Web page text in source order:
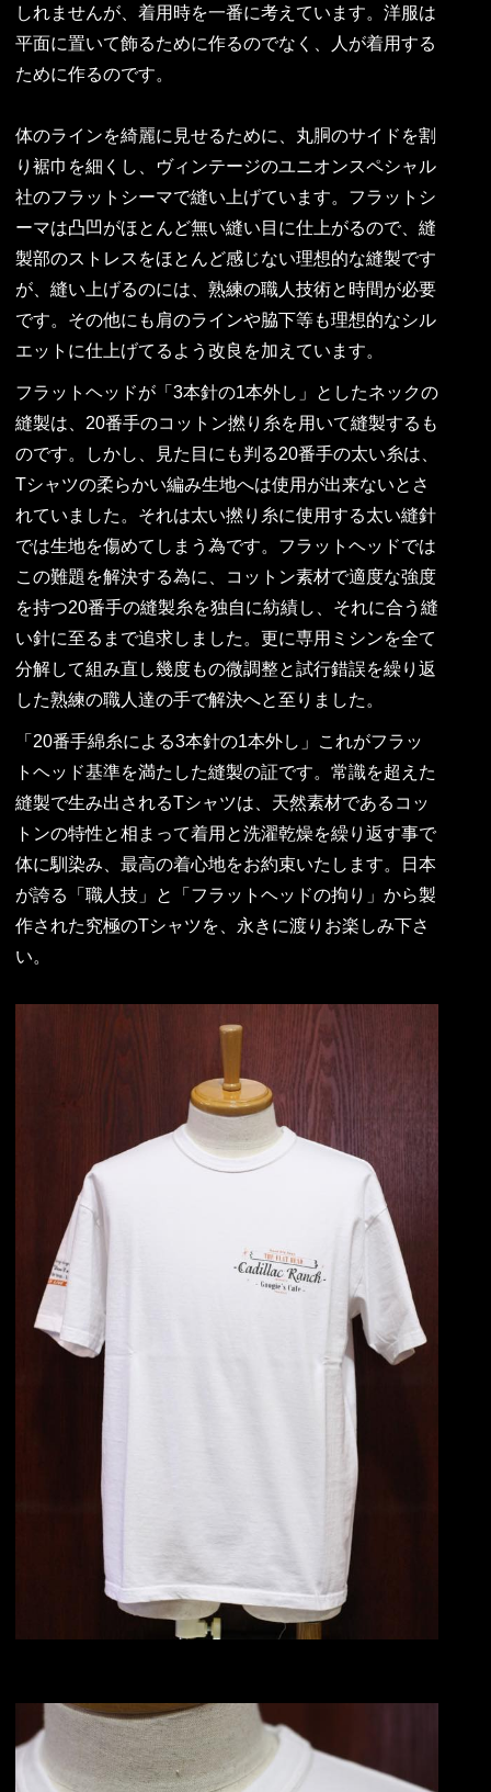
しれませんが、着用時を一番に考えています。洋服は
平面に置いて飾るために作るのでなく、人が着用する
ために作るのです。
体のラインを綺麗に見せるために、丸胴のサイドを割
り裾巾を細くし、ヴィンテージのユニオンスペシャル
社のフラットシーマで縫い上げています。フラットシ
ーマは凸凹がほとんど無い縫い目に仕上がるので、縫
製部のストレスをほとんど感じない理想的な縫製です
が、縫い上げるのには、熟練の職人技術と時間が必要
です。その他にも肩のラインや脇下等も理想的なシル
エットに仕上げてるよう改良を加えています。
フラットヘッドが「3本針の1本外し」としたネックの
縫製は、20番手のコットン撚り糸を用いて縫製するも
のです。しかし、見た目にも判る20番手の太い糸は、
Tシャツの柔らかい編み生地へは使用が出来ないとさ
れていました。それは太い撚り糸に使用する太い縫針
では生地を傷めてしまう為です。フラットヘッドでは
この難題を解決する為に、コットン素材で適度な強度
を持つ20番手の縫製糸を独自に紡績し、それに合う縫
い針に至るまで追求しました。更に専用ミシンを全て
分解して組み直し幾度もの微調整と試行錯誤を繰り返
した熟練の職人達の手で解決へと至りました。
「20番手綿糸による3本針の1本外し」これがフラッ
トヘッド基準を満たした縫製の証です。常識を超えた
縫製で生み出されるTシャツは、天然素材であるコッ
トンの特性と相まって着用と洗濯乾燥を繰り返す事で
体に馴染み、最高の着心地をお約束いたします。日本
が誇る「職人技」と「フラットヘッドの拘り」から製
作された究極のTシャツを、永きに渡りお楽しみ下さ
い。